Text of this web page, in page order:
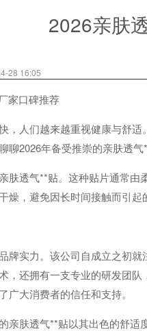
2026亲肤
28 16:05
家口碑推荐
，人们越来越重视健康与舒
聊2026年备受推崇的亲肤透
肤透气**贴。这种贴片通常
燥，避免因长时间接触而引起
牌实力。该公司自成立之初
，还拥有一支专业的研发团
广大消费者的信任和支持。
亲肤透气**贴以其出色的舒